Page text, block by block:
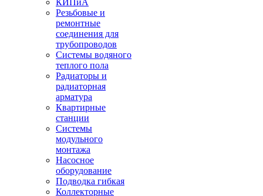
КИПиА
Резьбовые и
ремонтные
соединения для
трубопроводов
Системы водяного
теплого пола
Радиаторы и
радиаторная
арматура
Квартирные
станции
Системы
модульного
монтажа
Насосное
оборудование
Подводка гибкая
Коллекторные